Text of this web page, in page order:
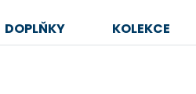
DOPLŇKY KOLEKCE